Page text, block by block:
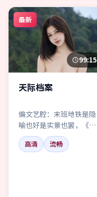
最新
99:15
天际档案
偏文艺腔：末班地铁是隐
喻也好是实景也罢，《天
际档案》把科幻拍成一封
迟到的道歉信。
高清 流畅